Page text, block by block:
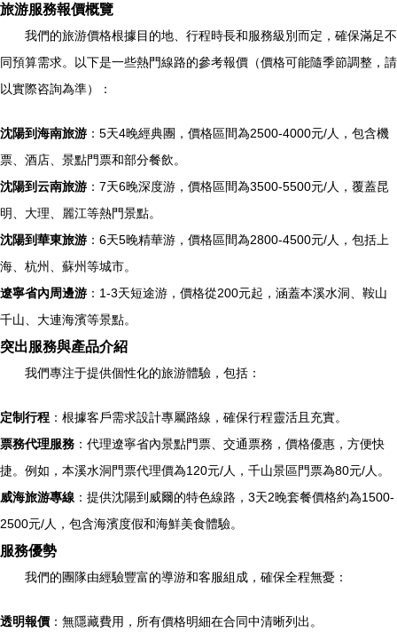
旅游服務報價概覽
我們的旅游價格根據目的地、行程時長和服務級別而定，確保滿足不
同預算需求。以下是一些熱門線路的參考報價（價格可能隨季節調整，請
以實際咨詢為準）：
沈陽到海南旅游 ：5天4晚經典團，價格區間為2500-4000元/人，包含機
票、酒店、景點門票和部分餐飲。
沈陽到云南旅游 ：7天6晚深度游，價格區間為3500-5500元/人，覆蓋昆
明、大理、麗江等熱門景點。
沈陽到華東旅游 ：6天5晚精華游，價格區間為2800-4500元/人，包括上
海、杭州、蘇州等城市。
遼寧省內周邊游 ：1-3天短途游，價格從200元起，涵蓋本溪水洞、鞍山
千山、大連海濱等景點。
突出服務與產品介紹
我們專注于提供個性化的旅游體驗，包括：
定制行程 ：根據客戶需求設計專屬路線，確保行程靈活且充實。
票務代理服務 ：代理遼寧省內景點門票、交通票務，價格優惠，方便快
捷。例如，本溪水洞門票代理價為120元/人，千山景區門票為80元/人。
威海旅游專線 ：提供沈陽到威爾的特色線路，3天2晚套餐價格約為1500-
2500元/人，包含海濱度假和海鮮美食體驗。
服務優勢
我們的團隊由經驗豐富的導游和客服組成，確保全程無憂：
透明報價 ：無隱藏費用，所有價格明細在合同中清晰列出。